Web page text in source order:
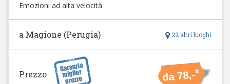
Emozioni ad alta velocità
22 altri luoghi
a Magione (Perugia)
da 78,-*
Prezzo